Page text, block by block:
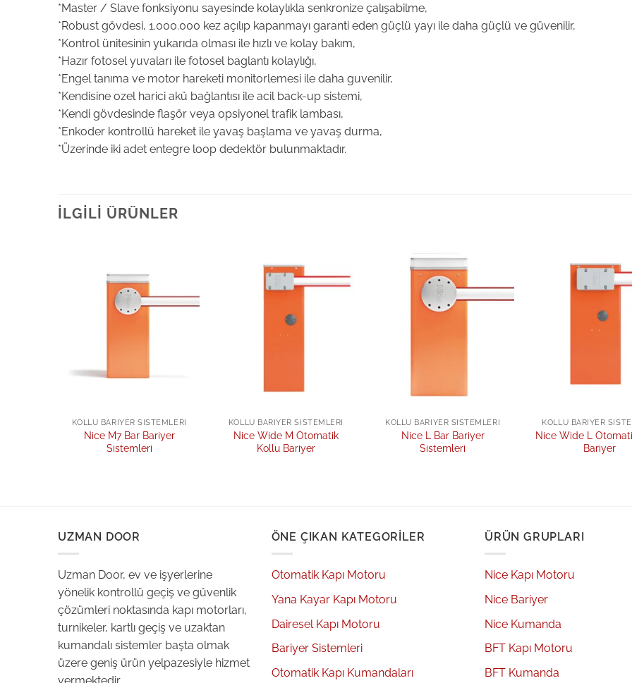
*Master / Slave fonksiyonu sayesinde kolaylıkla senkronize çalışabilme,
*Robust gövdesi, 1.000.000 kez açılıp kapanmayı garanti eden güçlü yayı ile daha güçlü ve güvenilir,
*Kontrol ünitesinin yukarıda olması ile hızlı ve kolay bakım,
*Hazır fotosel yuvaları ile fotosel baglantı kolaylığı,
*Engel tanıma ve motor hareketi monitorlemesi ile daha guvenilir,
*Kendisine ozel harici akü bağlantısı ile acil back-up sistemi,
*Kendi gövdesinde flaşör veya opsiyonel trafik lambası,
*Enkoder kontrollü hareket ile yavaş başlama ve yavaş durma,
*Üzerinde iki adet entegre loop dedektör bulunmaktadır.
İLGILI ÜRÜNLER
KOLLU BARIYER SISTEMLERI
Nice M7 Bar Bariyer
Sistemleri
Add to
wishlist
KOLLU BARIYER SISTEMLERI
Nice Wide M Otomatik
Kollu Bariyer
wishlist
KOLLU BARIYER SISTEMLERI
Nice L Bar Bariyer
Sistemleri
KOLLU BARIYER
Nice Wide L
Bariyer
UZMAN DOOR
Uzman Door, ev ve işyerlerine
yönelik kontrollü geçiş ve güvenlik
çözümleri noktasında kapı motorları,
turnikeler, kartlı geçiş ve uzaktan
kumandalı sistemler başta olmak
üzere geniş ürün yelpazesiyle hizmet
ÖNE ÇIKAN KATEGORILER
Otomatik Kapı Motoru
Yana Kayar Kapı Motoru
Dairesel Kapı Motoru
Bariyer Sistemleri
Otomatik Kapı Kumandaları
ÜRÜN GRUPLARI
Nice Kapı Motoru
Nice Bariyer
Nice Kumanda
BFT Kapı Motoru
BFT Kumanda